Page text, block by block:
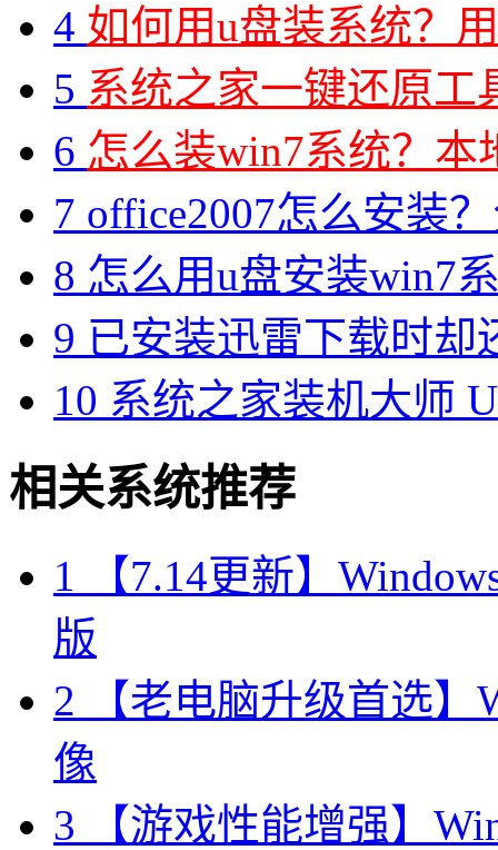
4 如何用u盘装系统？
5 系统之家一键还原工
6 怎么装win7系统？本
7 office2007怎么安装
8 怎么用u盘安装win7
9 已安装迅雷下载时却
10 系统之家装机大师
相关系统推荐
1 【7.14更新】
版
2 【老电脑升级首选】
像
3 【游戏性能增强】